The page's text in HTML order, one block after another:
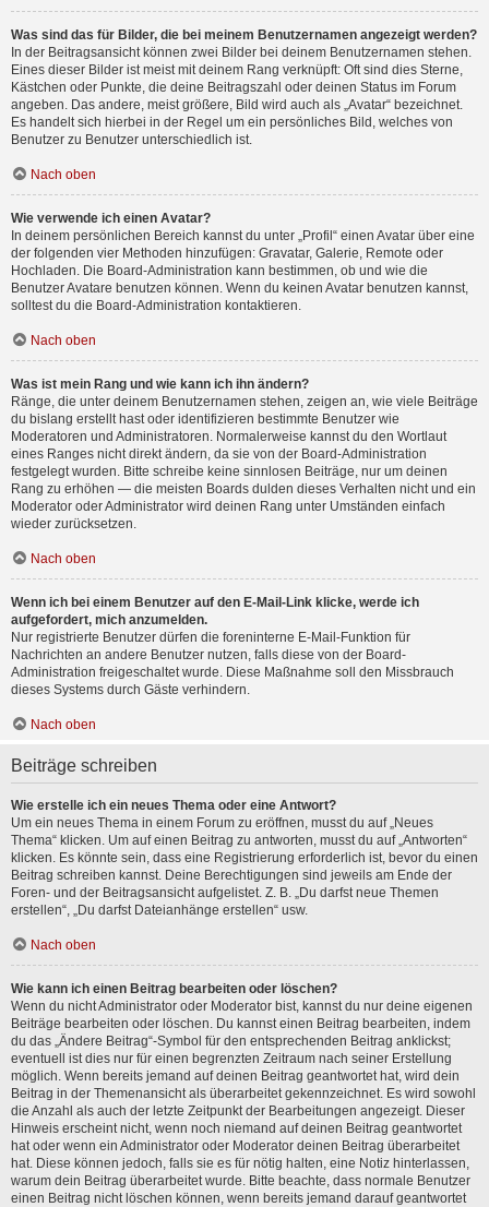
Was sind das für Bilder, die bei meinem Benutzernamen angezeigt werden?
In der Beitragsansicht können zwei Bilder bei deinem Benutzernamen stehen.
Eines dieser Bilder ist meist mit deinem Rang verknüpft: Oft sind dies Sterne,
Kästchen oder Punkte, die deine Beitragszahl oder deinen Status im Forum
angeben. Das andere, meist größere, Bild wird auch als „Avatar“ bezeichnet.
Es handelt sich hierbei in der Regel um ein persönliches Bild, welches von
Benutzer zu Benutzer unterschiedlich ist.
Nach oben
Wie verwende ich einen Avatar?
In deinem persönlichen Bereich kannst du unter „Profil“ einen Avatar über eine
der folgenden vier Methoden hinzufügen: Gravatar, Galerie, Remote oder
Hochladen. Die Board-Administration kann bestimmen, ob und wie die
Benutzer Avatare benutzen können. Wenn du keinen Avatar benutzen kannst,
solltest du die Board-Administration kontaktieren.
Nach oben
Was ist mein Rang und wie kann ich ihn ändern?
Ränge, die unter deinem Benutzernamen stehen, zeigen an, wie viele Beiträge
du bislang erstellt hast oder identifizieren bestimmte Benutzer wie
Moderatoren und Administratoren. Normalerweise kannst du den Wortlaut
eines Ranges nicht direkt ändern, da sie von der Board-Administration
festgelegt wurden. Bitte schreibe keine sinnlosen Beiträge, nur um deinen
Rang zu erhöhen — die meisten Boards dulden dieses Verhalten nicht und ein
Moderator oder Administrator wird deinen Rang unter Umständen einfach
wieder zurücksetzen.
Nach oben
Wenn ich bei einem Benutzer auf den E-Mail-Link klicke, werde ich
aufgefordert, mich anzumelden.
Nur registrierte Benutzer dürfen die foreninterne E-Mail-Funktion für
Nachrichten an andere Benutzer nutzen, falls diese von der Board-
Administration freigeschaltet wurde. Diese Maßnahme soll den Missbrauch
dieses Systems durch Gäste verhindern.
Nach oben
Beiträge schreiben
Wie erstelle ich ein neues Thema oder eine Antwort?
Um ein neues Thema in einem Forum zu eröffnen, musst du auf „Neues
Thema“ klicken. Um auf einen Beitrag zu antworten, musst du auf „Antworten“
klicken. Es könnte sein, dass eine Registrierung erforderlich ist, bevor du einen
Beitrag schreiben kannst. Deine Berechtigungen sind jeweils am Ende der
Foren- und der Beitragsansicht aufgelistet. Z. B. „Du darfst neue Themen
erstellen“, „Du darfst Dateianhänge erstellen“ usw.
Nach oben
Wie kann ich einen Beitrag bearbeiten oder löschen?
Wenn du nicht Administrator oder Moderator bist, kannst du nur deine eigenen
Beiträge bearbeiten oder löschen. Du kannst einen Beitrag bearbeiten, indem
du das „Ändere Beitrag“-Symbol für den entsprechenden Beitrag anklickst;
eventuell ist dies nur für einen begrenzten Zeitraum nach seiner Erstellung
möglich. Wenn bereits jemand auf deinen Beitrag geantwortet hat, wird dein
Beitrag in der Themenansicht als überarbeitet gekennzeichnet. Es wird sowohl
die Anzahl als auch der letzte Zeitpunkt der Bearbeitungen angezeigt. Dieser
Hinweis erscheint nicht, wenn noch niemand auf deinen Beitrag geantwortet
hat oder wenn ein Administrator oder Moderator deinen Beitrag überarbeitet
hat. Diese können jedoch, falls sie es für nötig halten, eine Notiz hinterlassen,
warum dein Beitrag überarbeitet wurde. Bitte beachte, dass normale Benutzer
einen Beitrag nicht löschen können, wenn bereits jemand darauf geantwortet